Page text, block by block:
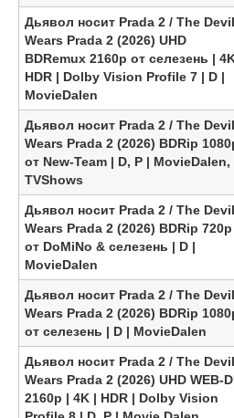
Дьявол носит Prada 2 / The Devil
Wears Prada 2 (2026) UHD
BDRemux 2160p от селезень |
HDR | Dolby Vision Profile 7 | D |
MovieDalen
Дьявол носит Prada 2 / The Devil
Wears Prada 2 (2026) BDRip
от New-Team | D, P | MovieDalen,
TVShows
Дьявол носит Prada 2 / The Devil
Wears Prada 2 (2026) BDRip 720p
от DoMiNo & селезень | D |
MovieDalen
Дьявол носит Prada 2 / The Devil
Wears Prada 2 (2026) BDRip
от селезень | D | MovieDalen
Дьявол носит Prada 2 / The Devil
Wears Prada 2 (2026) UHD WEB-
2160p | 4K | HDR | Dolby Vision